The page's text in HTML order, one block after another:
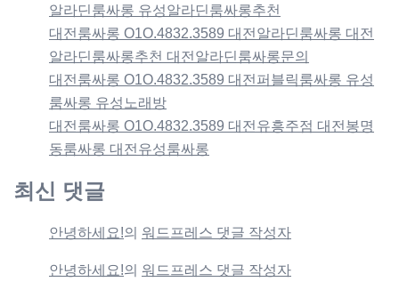
알라딘룸싸롱 유성알라딘룸싸롱추천
대전룸싸롱 O1O.4832.3589 대전알라딘룸싸롱 대전
알라딘룸싸롱추천 대전알라딘룸싸롱문의
대전룸싸롱 O1O.4832.3589 대전퍼블릭룸싸롱 유성
룸싸롱 유성노래방
대전룸싸롱 O1O.4832.3589 대전유흥주점 대전봉명
동룸싸롱 대전유성룸싸롱
최신 댓글
안녕하세요!의 워드프레스 댓글 작성자
안녕하세요!의 워드프레스 댓글 작성자